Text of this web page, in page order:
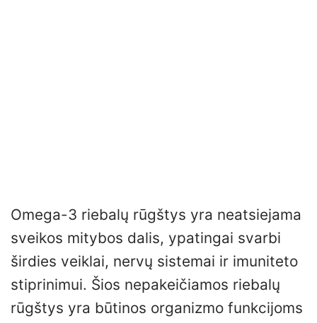
Omega-3 riebalų rūgštys yra neatsiejama
sveikos mitybos dalis, ypatingai svarbi
širdies veiklai, nervų sistemai ir imuniteto
stiprinimui. Šios nepakeičiamos riebalų
rūgštys yra būtinos organizmo funkcijoms